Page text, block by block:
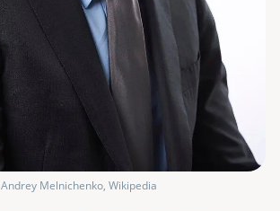
Andrey Melnichenko, Wikipedia